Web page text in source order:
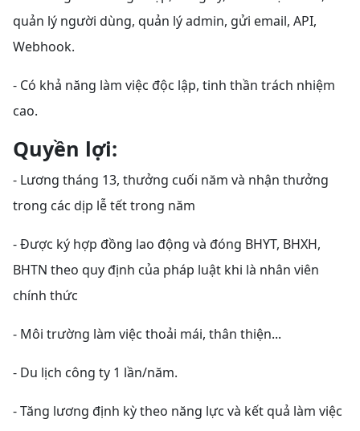
quản lý người dùng, quản lý admin, gửi email, API,
Webhook.
- Có khả năng làm việc độc lập, tinh thần trách nhiệm
cao.
Quyền lợi:
- Lương tháng 13, thưởng cuối năm và nhận thưởng
trong các dịp lễ tết trong năm
- Được ký hợp đồng lao động và đóng BHYT, BHXH,
BHTN theo quy định của pháp luật khi là nhân viên
chính thức
- Môi trường làm việc thoải mái, thân thiện...
- Du lịch công ty 1 lần/năm.
- Tăng lương định kỳ theo năng lực và kết quả làm việc